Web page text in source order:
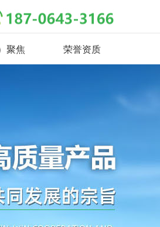
聚焦 荣誉资质